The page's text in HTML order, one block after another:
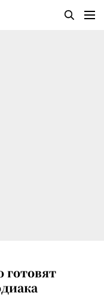
готовят